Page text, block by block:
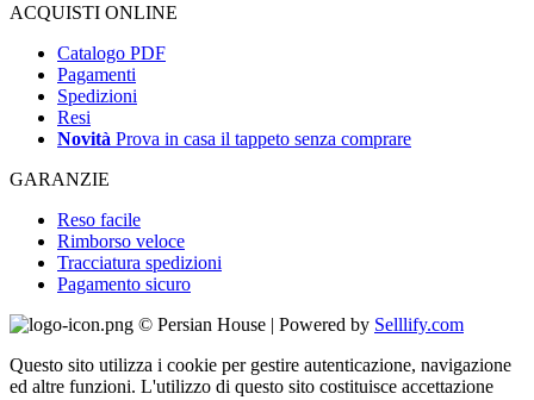
ACQUISTI ONLINE
Catalogo PDF
Pagamenti
Spedizioni
Resi
Novità Prova in casa il tappeto senza comprare
GARANZIE
Reso facile
Rimborso veloce
Tracciatura spedizioni
Pagamento sicuro
© Persian House | Powered by Selllify.com
Questo sito utilizza i cookie per gestire autenticazione, navigazione
ed altre funzioni. L'utilizzo di questo sito costituisce accettazione